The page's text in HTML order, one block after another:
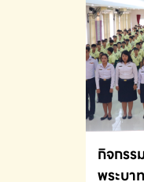
กิจกรร
พระบา